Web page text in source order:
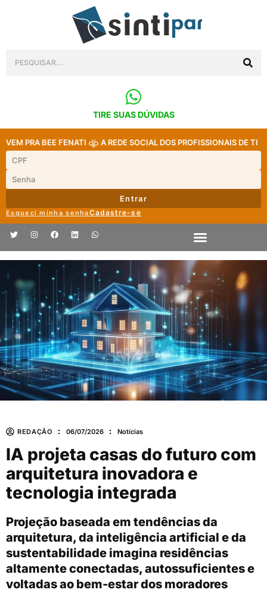
TIRE SUAS DÚVIDAS
VEM PRA BEE FENATI A REDE SOCIAL DOS PROFISSIONAIS DE TI
Entrar
Esqueci minha senhaCadastre-se
REDAÇÃO 06/07/2026 Notícias
IA projeta casas do futuro com
arquitetura inovadora e
tecnologia integrada
Projeção baseada em tendências da
arquitetura, da inteligência artificial e da
sustentabilidade imagina residências
altamente conectadas, autossuficientes e
voltadas ao bem-estar dos moradores